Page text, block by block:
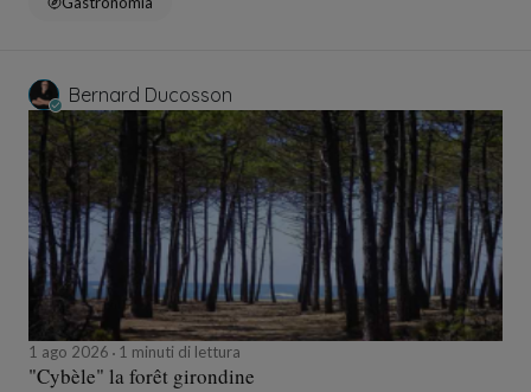
Bernard Ducosson
1 ago 2026 1 minuti di lettura
"Cybèle" la forêt girondine